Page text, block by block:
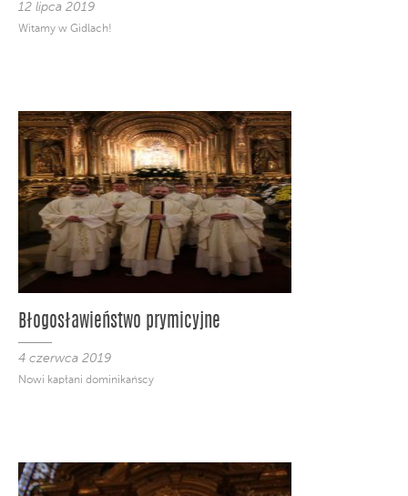
12 lipca 2019
Witamy w Gidlach!
Błogosławieństwo prymicyjne
4 czerwca 2019
Nowi kapłani dominikańscy